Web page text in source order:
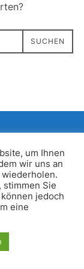
SUCHEN
um Ihnen
wir uns an
stimmen Sie
jedoch
eine